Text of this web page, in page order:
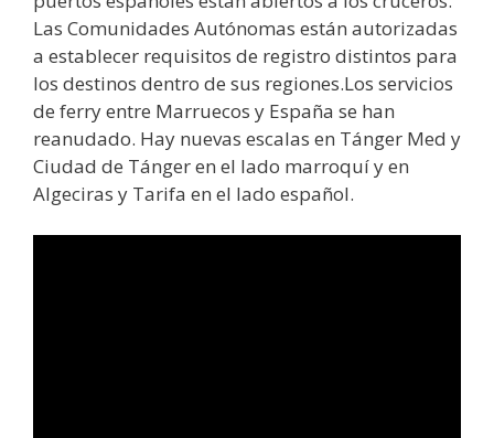
Las Comunidades Autónomas están autorizadas
a establecer requisitos de registro distintos para
los destinos dentro de sus regiones.Los servicios
de ferry entre Marruecos y España se han
reanudado. Hay nuevas escalas en Tánger Med y
Ciudad de Tánger en el lado marroquí y en
Algeciras y Tarifa en el lado español.